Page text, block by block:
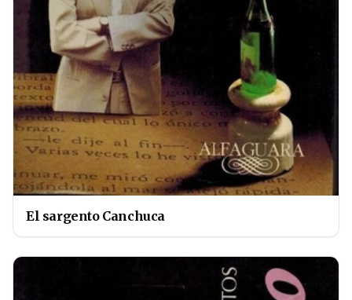
El sargento Canchuca